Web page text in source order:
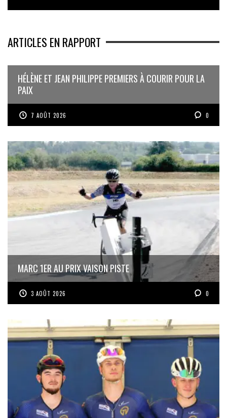
ARTICLES EN RAPPORT
HÉLÈNE ET JEAN PHILIPPE PREMIERS À COURIR POUR LA
PAIX
7 AOÛT 2026 0
MARC 1ER AU PRIX VAISON PISTE
3 AOÛT 2026 0